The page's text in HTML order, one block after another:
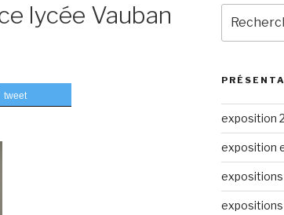
lycée Vauban
tweet
pour
:
exposition
exposition
expositions
expositions